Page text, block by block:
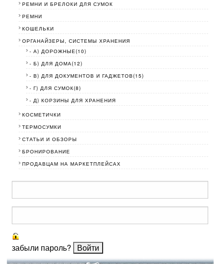
РЕМНИ И БРЕЛОКИ ДЛЯ СУМОК
РЕМНИ
КОШЕЛЬКИ
ОРГАНАЙЗЕРЫ, СИСТЕМЫ ХРАНЕНИЯ
- А) ДОРОЖНЫЕ(10)
- Б) ДЛЯ ДОМА(12)
- В) ДЛЯ ДОКУМЕНТОВ И ГАДЖЕТОВ(15)
- Г) ДЛЯ СУМОК(8)
- Д) КОРЗИНЫ ДЛЯ ХРАНЕНИЯ
КОСМЕТИЧКИ
ТЕРМОСУМКИ
СТАТЬИ И ОБЗОРЫ
БРОНИРОВАНИЕ
ПРОДАВЦАМ НА МАРКЕТПЛЕЙСАХ
забыли пароль?